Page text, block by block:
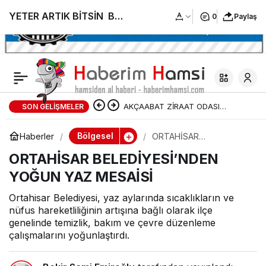
SON GELIŞMELER AKÇAABAT ZİRAAT ODASI
BAŞKANLIĞINDAN FINDIK
ÜRETİCİLERİNE AĞUSTOS AYI İÇİN
UYARI!
Haberler Bölgesel
ORTAHİSAR
YOĞUN YAZ MESAİSİ
ORTAHİSAR BELEDİYESİ’NDEN
YOĞUN YAZ MESAİSİ
Ortahisar Belediyesi, yaz aylarında sıcaklıkların ve
nüfus hareketliliğinin artışına bağlı olarak ilçe
genelinde temizlik, bakım ve çevre düzenleme
çalışmalarını yoğunlaştırdı.
YETER ARTIK BİTSİN BU
ÇİLE ARTVİN ŞEHİR
HASTANESİNE
KAVUŞMALI
0 Paylaş